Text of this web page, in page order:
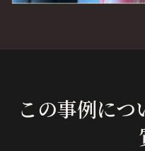
この事例に